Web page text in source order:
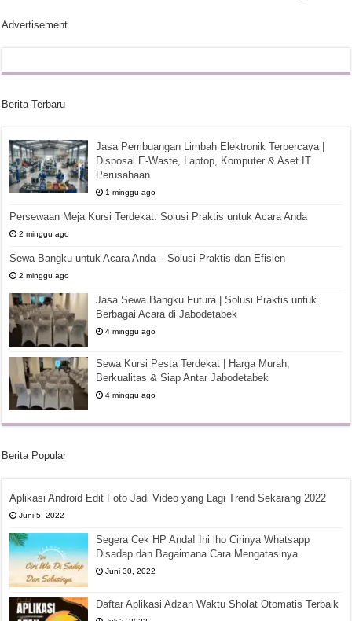
Advertisement
Berita Terbaru
Jasa Pembuangan Limbah Elektronik Terpercaya |
Disposal E-Waste, Laptop, Komputer & Aset IT
Perusahaan
1 minggu ago
Persewaan Meja Kursi Terdekat: Solusi Praktis untuk Acara Anda
2 minggu ago
Sewa Bangku untuk Acara Anda – Solusi Praktis dan Efisien
2 minggu ago
Jasa Sewa Bangku Futura | Solusi Praktis untuk
Berbagai Acara di Jabodetabek
4 minggu ago
Sewa Kursi Pesta Terdekat | Harga Murah,
Berkualitas & Siap Antar Jabodetabek
4 minggu ago
Berita Popular
Aplikasi Android Edit Foto Jadi Video yang Lagi Trend Sekarang 2022
Juni 5, 2022
Segera Cek HP Anda! Ini lho Cirinya Whatsapp
Disadap dan Bagaimana Cara Mengatasinya
Juni 30, 2022
Daftar Aplikasi Adzan Waktu Sholat Otomatis Terbaik